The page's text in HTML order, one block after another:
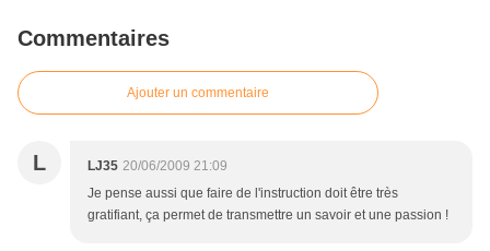
Commentaires
Ajouter un commentaire
L LJ35 20/06/2009 21:09
Je pense aussi que faire de l'instruction doit être très
gratifiant, ça permet de transmettre un savoir et une passion !